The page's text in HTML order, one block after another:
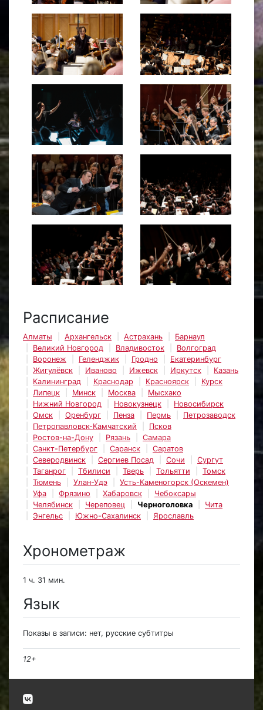
Расписание
Алматы Архангельск Астрахань
Барнаул
Великий Новгород
Владивосток
Волгоград
Воронеж
Геленджик Гродно
Екатеринбург
Жигулёвск
Иваново Ижевск Иркутск
Казань
Калининград
Краснодар Красноярск
Курск
Липецк
Минск Москва
Мысхако
Нижний Новгород
Новокузнецк
Новосибирск
Омск
Оренбург Пенза Пермь
Петрозаводск
Петропавловск-Камчатский
Псков
Ростов-на-Дону
Рязань
Самара
Санкт-Петербург
Саранск
Саратов
Северодвинск
Сергиев Посад Сочи
Сургут
Таганрог
Тбилиси Тверь Тольятти
Томск
Тюмень
Улан-Удэ
Усть-Каменогорск (Оскемен)
Уфа
Фрязино Хабаровск
Чебоксары
Челябинск
Череповец Черноголовка
Чита
Энгельс
Южно-Сахалинск Ярославль
Хронометраж
1 ч. 31 мин.
Язык
Показы в записи: нет, русские субтитры
12+